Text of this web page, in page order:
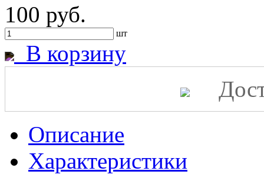
100 руб.
шт
В корзину
Описание
Характеристики